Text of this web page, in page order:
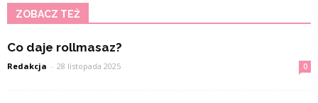
ZOBACZ TEŻ
Co daje rollmasaz?
Redakcja - 28 listopada 2025 0